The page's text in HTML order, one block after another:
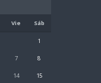
Vie Sáb
1
7 8
14 15